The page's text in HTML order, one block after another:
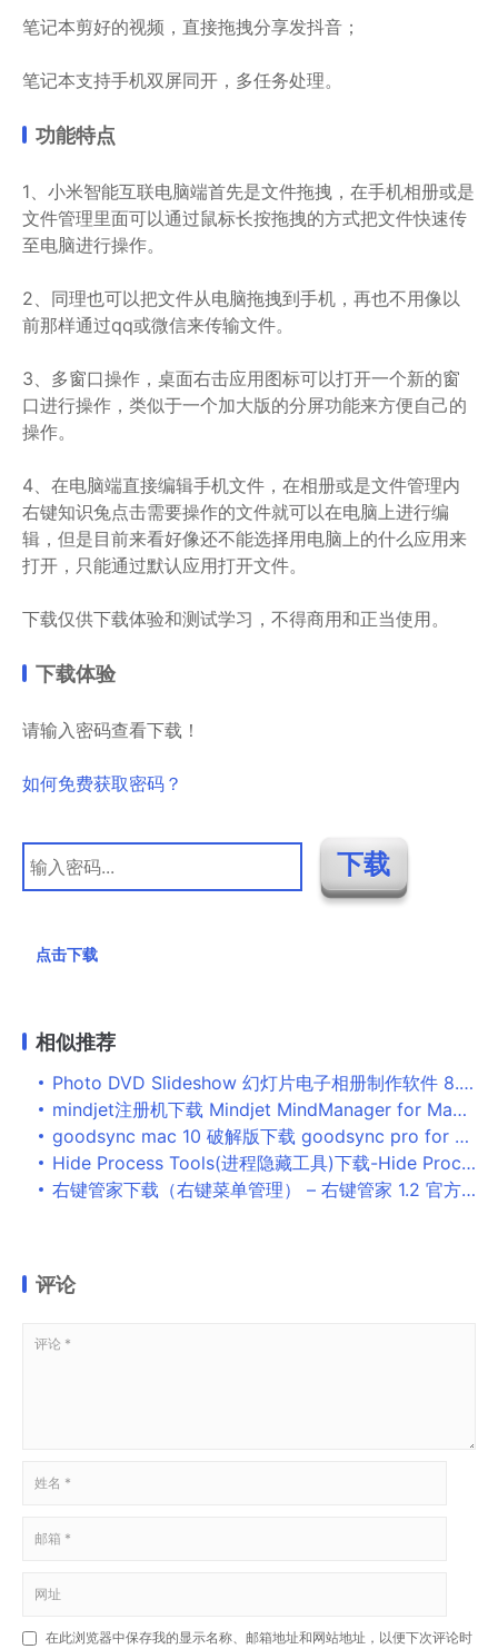
笔记本剪好的视频，直接拖拽分享发抖音；
笔记本支持手机双屏同开，多任务处理。
功能特点
1、小米智能互联电脑端首先是文件拖拽，在手机相册或是
文件管理里面可以通过鼠标长按拖拽的方式把文件快速传
至电脑进行操作。
2、同理也可以把文件从电脑拖拽到手机，再也不用像以
前那样通过qq或微信来传输文件。
3、多窗口操作，桌面右击应用图标可以打开一个新的窗
口进行操作，类似于一个加大版的分屏功能来方便自己的
操作。
4、在电脑端直接编辑手机文件，在相册或是文件管理内
右键知识兔点击需要操作的文件就可以在电脑上进行编
辑，但是目前来看好像还不能选择用电脑上的什么应用来
打开，只能通过默认应用打开文件。
下载仅供下载体验和测试学习，不得商用和正当使用。
下载体验
请输入密码查看下载！
如何免费获取密码？
点击下载
相似推荐
Photo DVD Slideshow 幻灯片电子相册制作软件 8.53 中文安装版
mindjet注册机下载 Mindjet MindManager for Mac 注册机 苹果电脑版
goodsync mac 10 破解版下载 goodsync pro for mac(文件同步备份软件) v10.6.1.7 特别版(附注册码+安装教程)
Hide Process Tools(进程隐藏工具)下载-Hide Process Tools免费版下载
右键管家下载（右键菜单管理） – 右键管家 1.2 官方版
评论
在此浏览器中保存我的显示名称、邮箱地址和网站地址，以便下次评论时